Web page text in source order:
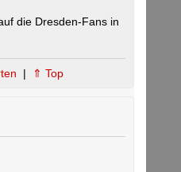
die Dresden-Fans in
| ⇑ Top